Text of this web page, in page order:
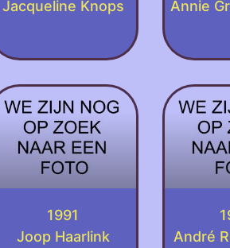
Jacqueline Knops
Annie
1991
Joop Haarlink
André